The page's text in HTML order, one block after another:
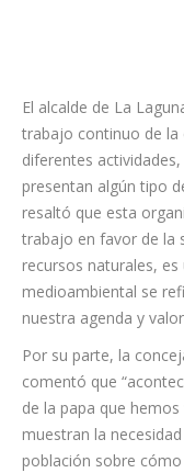
El alcalde de La
trabajo continuo de
diferentes
presentan algún tipo
resaltó que esta
trabajo en favor de la
recursos naturales,
medioambiental se
nuestra agenda y
Por su parte, la
comentó que
de la papa que
muestran la
población sobre